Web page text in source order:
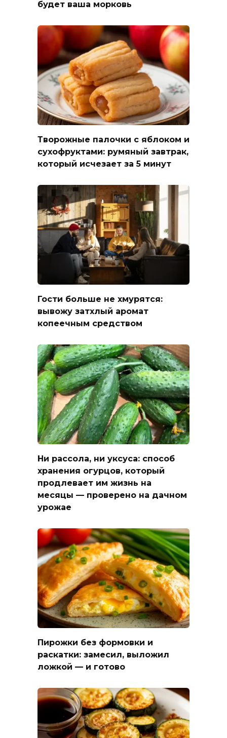
будет ваша морковь
Творожные палочки с яблоком и
сухофруктами: румяный завтрак,
который исчезает за 5 минут
Гости больше не хмурятся:
вывожу затхлый аромат
копеечным средством
Ни рассола, ни уксуса: способ
хранения огурцов, который
продлевает им жизнь на
месяцы — проверено на дачном
урожае
Пирожки без формовки и
раскатки: замесил, выложил
ложкой — и готово